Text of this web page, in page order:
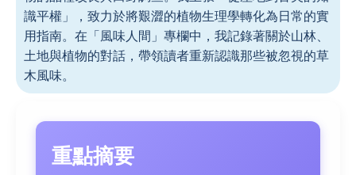
識平權」，致力於將艱澀的植物生理學轉化為日常的實
用指南。在「風味人間」專欄中，我記錄著關於山林、
土地與植物的對話，帶領讀者重新認識那些被忽視的草
木風味。
重點摘要